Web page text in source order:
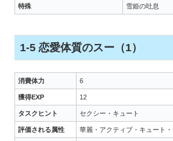
特殊 雪姫の吐息
1-5 恋愛体質のスー（1）
消費体力 6
獲得EXP 12
タスクヒント セクシー・キュート
評価される属性 華麗・アクティブ・キュート